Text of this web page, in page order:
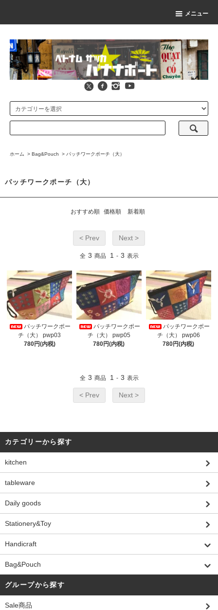
メニュー
ホーム > Bag&Pouch > パッチワークポーチ（大）
パッチワークポーチ（大）
おすすめ順 価格順 新着順
< Prev Next >
全 3 商品 1 - 3 表示
パッチワークポー
チ（大） pwp03
780円(内税)
パッチワークポー
チ（大） pwp05
780円(内税)
パッチワークポー
チ（大） pwp06
780円(内税)
全 3 商品 1 - 3 表示
< Prev Next >
カテゴリーから探す
kitchen
tableware
Daily goods
Stationery&Toy
Handicraft
Bag&Pouch
グループから探す
Sale商品